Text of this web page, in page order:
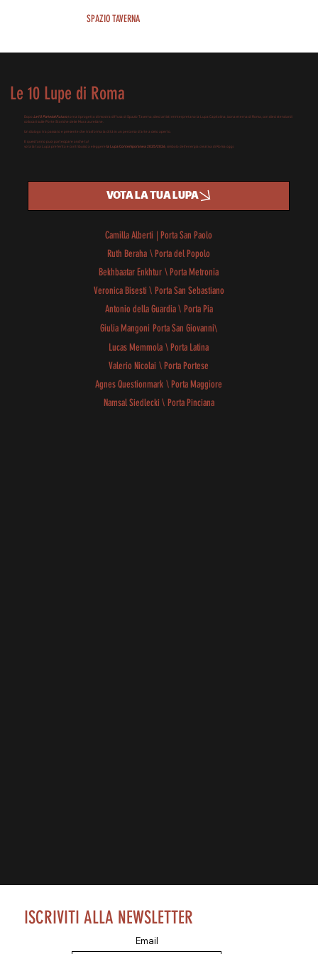
SPAZIO TAVERNA
Le 10 Lupe di Roma
DopoLe 10 Porte del Futuro, torna il progetto di mostra diffusa di Spazio Taverna: dieci artisti reinterpretano la Lupa Capitolina, icona eterna di Roma, con dieci stendardi
collocati sulle Porte Storiche delle Mura aureliane.
Un dialogo tra passato e presente che trasforma la città in un percorso d’arte a cielo aperto.
E quest’anno puoi partecipare anche tu!
vota la tua Lupa preferita e contribuisci a eleggerela Lupa Contemporanea 2025/2026 , simbolo dell’energia creativa di Roma oggi.
VOTA LA TUA LUPA
Camilla Alberti | Porta San Paolo
Ruth Beraha \ Porta del Popolo
Bekhbaatar Enkhtur \ Porta Metronia
Veronica Bisesti \ Porta San Sebastiano
Antonio della Guardia \ Porta Pia
Giulia Mangoni
\
Porta San Giovanni
Lucas Memmola \ Porta Latina
Valerio Nicolai \ Porta Portese
Agnes Questionmark \ Porta Maggiore
Namsal Siedlecki \ Porta Pinciana
ISCRIVITI ALLA NEWSLETTER
Email